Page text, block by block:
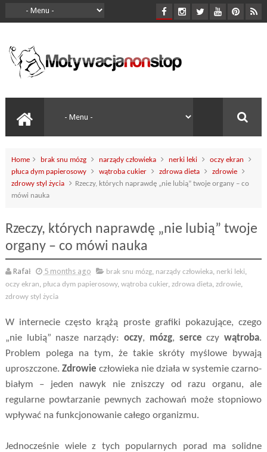
Home brak snu mózg narządy człowieka nerki leki
oczy ekran
płuca dym papierosowy
wątroba cukier zdrowa dieta
zdrowie
zdrowy styl życia
Rzeczy, których naprawdę „nie lubią” twoje organy – co
mówi nauka
Rzeczy, których naprawdę „nie lubią” twoje
organy – co mówi nauka
Rafał 5 months ago brak snu mózg, narządy człowieka, nerki leki,
oczy ekran, płuca dym papierosowy, wątroba cukier, zdrowa dieta, zdrowie,
zdrowy styl życia
W internecie często krążą proste grafiki pokazujące, czego
„nie lubią” nasze narządy: oczy, mózg, serce czywątroba.
Problem polega na tym, że takie skróty myślowe bywają
uproszczone. Zdrowie człowieka nie działa w systemie czarno-
białym – jeden nawyk nie zniszczy od razu organu, ale
regularne powtarzanie pewnych zachowań może stopniowo
wpływać na funkcjonowanie całego organizmu.
Jednocześnie wiele z tych popularnych porad ma solidne